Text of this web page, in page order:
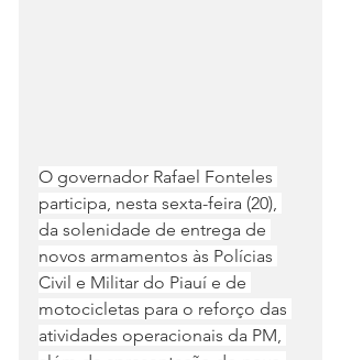
O governador Rafael Fonteles
participa, nesta sexta-feira (20),
da solenidade de entrega de
novos armamentos às Polícias
Civil e Militar do Piauí e de
motocicletas para o reforço das
atividades operacionais da PM,